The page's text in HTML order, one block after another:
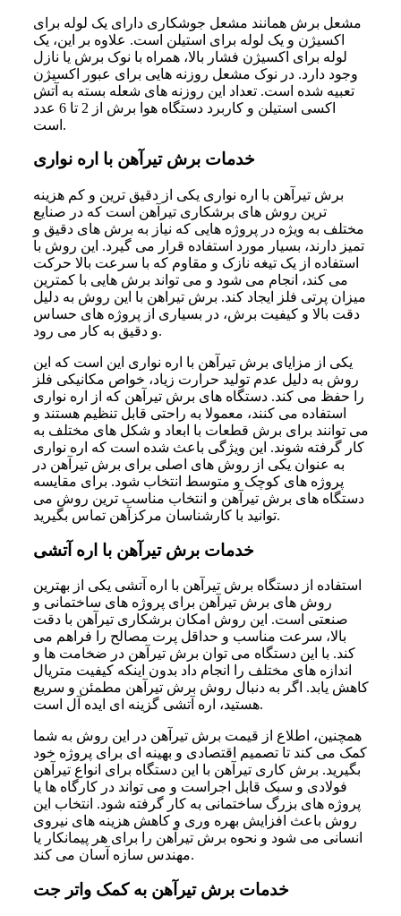
مشعل برش همانند مشعل جوشکاری دارای یک لوله برای
اکسیژن و یک لوله برای استیلن است. علاوه بر این، یک
لوله برای اکسیژن فشار بالا، همراه با نوک برش یا نازل
وجود دارد. در نوک مشعل روزنه‌ هایی برای عبور اکسیژن
تعبیه‌ شده است. تعداد این روزنه‌ های شعله بسته به آتش
اکسی استیلن و کاربرد دستگاه هوا برش از 2 تا 6 عدد
است.
خدمات برش تیرآهن با اره نواری
برش تیرآهن با اره نواری یکی از دقیق‌ ترین و کم‌ هزینه‌
ترین روش‌ های برشکاری تیرآهن است که در صنایع
مختلف به‌ ویژه در پروژه‌ هایی که نیاز به برش‌ های دقیق و
تمیز دارند، بسیار مورد استفاده قرار می‌ گیرد. این روش با
استفاده از یک تیغه نازک و مقاوم که با سرعت بالا حرکت
می‌ کند، انجام می‌ شود و می‌ تواند برش‌ هایی با کمترین
میزان پرتی فلز ایجاد کند. برش تیراهن با این روش به دلیل
دقت بالا و کیفیت برش، در بسیاری از پروژه‌ های حساس
و دقیق به کار می‌ رود.
یکی از مزایای برش تیرآهن با اره نواری این است که این
روش به دلیل عدم تولید حرارت زیاد، خواص مکانیکی فلز
را حفظ می‌ کند. دستگاه‌ های برش تیرآهن که از اره نواری
استفاده می‌ کنند، معمولا به راحتی قابل تنظیم هستند و
می‌ توانند برای برش قطعات با ابعاد و شکل‌ های مختلف به
کار گرفته شوند. این ویژگی باعث شده است که اره نواری
به عنوان یکی از روش‌ های اصلی برای برش تیرآهن در
پروژه‌ های کوچک و متوسط انتخاب شود. برای مقایسه
دستگاه های برش تیرآهن و انتخاب مناسب ترین روش می
توانید با کارشناسان مرکزآهن تماس بگیرید.
خدمات برش تیرآهن با اره آتشی
استفاده از دستگاه برش تیرآهن با اره آتشی یکی از بهترین
روش‌ های برش تیرآهن برای پروژه‌ های ساختمانی و
صنعتی است. این روش امکان برشکاری تیرآهن با دقت
بالا، سرعت مناسب و حداقل پرت مصالح را فراهم می‌
کند. با این دستگاه می‌ توان برش تیرآهن در ضخامت‌ ها و
اندازه‌ های مختلف را انجام داد بدون اینکه کیفیت متریال
کاهش یابد. اگر به دنبال روش برش تیرآهن مطمئن و سریع
هستید، اره آتشی گزینه‌ ای ایده‌ آل است.
همچنین، اطلاع از قیمت برش تیرآهن در این روش به شما
کمک می‌ کند تا تصمیم اقتصادی و بهینه‌ ای برای پروژه خود
بگیرید. برش کاری تیرآهن با این دستگاه برای انواع تیرآهن
فولادی و سبک قابل اجراست و می‌ تواند در کارگاه‌ ها یا
پروژه‌ های بزرگ ساختمانی به کار گرفته شود. انتخاب این
روش باعث افزایش بهره‌ وری و کاهش هزینه‌ های نیروی
انسانی می‌ شود و نحوه برش تیرآهن را برای هر پیمانکار یا
مهندس سازه آسان می‌ کند.
خدمات برش تیرآهن به کمک واتر جت